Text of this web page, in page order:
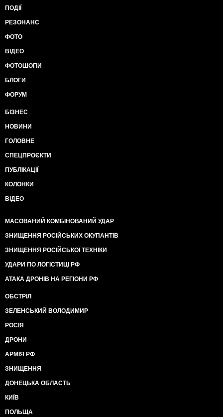
ПОДІЇ
РЕЗОНАНС
ФОТО
ВІДЕО
ФОТОШОПИ
БЛОГИ
ФОРУМ
БІЗНЕС
НОВИНИ
ГОЛОВНЕ
СПЕЦПРОЄКТИ
ПУБЛІКАЦІЇ
КОЛОНКИ
ВІДЕО
МАСОВАНИЙ КОМБІНОВАНИЙ УДАР
ЗНИЩЕННЯ РОСІЙСЬКИХ ОКУПАНТІВ
ЗНИЩЕННЯ РОСІЙСЬКОЇ ТЕХНІКИ
УДАРИ ПО ЛОГІСТИЦІ РФ
АТАКА ДРОНІВ НА РЕГІОНИ РФ
ОБСТРІЛ
ЗЕЛЕНСЬКИЙ ВОЛОДИМИР
РОСІЯ
ДРОНИ
АРМІЯ РФ
ЗНИЩЕННЯ
ДОНЕЦЬКА ОБЛАСТЬ
КИЇВ
ПОЛЬЩА